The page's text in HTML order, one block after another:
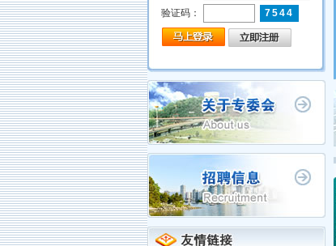
及应用”和“新型基础测绘体系建设与
测绘事业转型升级”的主旨报告，分享
了各自领域内前沿的科研成果和深刻
会五家单位代表及武汉华测公司代表
作技术交流报告。具体...
近日，中国城市规划协会城市勘测专
业委员会中南区工作组2024年研讨会
顺利召开。城勘专委会中南区成员单
位、专委会主任委员单位、华东、华
北、东北、西南、西北区主要负责单
位，以及《城市勘测》理事单位和编
委会代表均出席了此次会议。 会议开
幕式由武汉市测绘研究院副院长王祥
主持，城勘专委会中南区组长单位代
验证码：
7544